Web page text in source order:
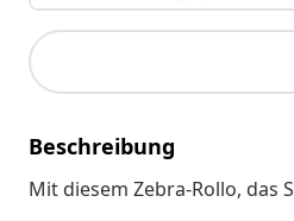
Beschreibung
Mit diesem Zebra-Rollo, das